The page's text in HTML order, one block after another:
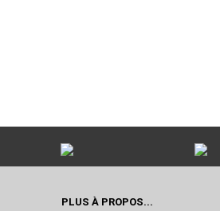
PLUS À PROPOS...